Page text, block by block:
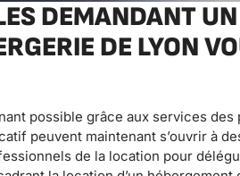
DEMANDANT
DE LYON
possible grâce aux services
peuvent maintenant s’ouvrir à
de la location pour